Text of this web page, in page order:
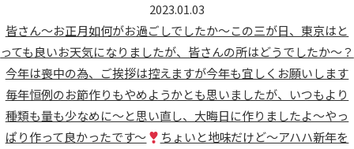
2023.01.03
皆さん〜お正月如何がお過ごしでしたか〜この三が日、東京はと
っても良いお天気になりましたが、皆さんの所はどうでしたか〜？
今年は喪中の為、ご挨拶は控えますが今年も宜しくお願いします
毎年恒例のお節作りもやめようかとも思いましたが、いつもより
種類も量も少なめに〜と思い直し、大晦日に作りましたよ〜やっ
ぱり作って良かったです〜
ちょいと地味だけど〜アハハ新年を